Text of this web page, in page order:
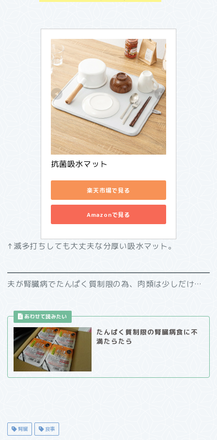
抗菌吸水マット
楽天市場で見る
Amazonで見る
↑滅多打ちしても大丈夫な分厚い吸水マット。
夫が腎臓病でたんぱく質制限の為、肉類は少しだけ…
たんぱく質制限の腎臓病食に不
満たらたら
腎臓 食事